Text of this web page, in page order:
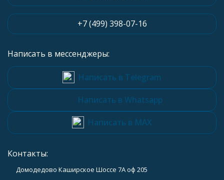
+7 (499) 398-07-16
Написать в мессенджеры:
Написать в Telegram
Написать в Whatsapp
Написать в MAX
Контакты:
Домодедово Каширское Шоссе 7А оф 205